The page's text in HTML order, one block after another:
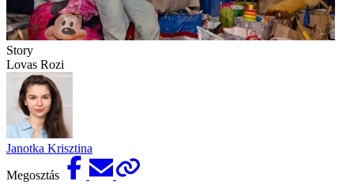
Story
Lovas Rozi
Janotka Krisztina
Megosztás